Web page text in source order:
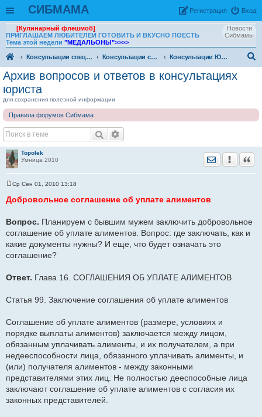
СИБМАМА Вход
Рeгиcтpaция
Новости
Сибмамы
[Кулинарный флешмоб]
ПРИГЛАШАЕМ ЛЮБИТЕЛЕЙ ГОТОВИТЬ И ВКУСНО ПОЕСТЬ
Тема этой недели "МЕДАЛЬОНЫ">>>>
Консультации специалистов Консультации специалистов. Архив
Консультации Юриста
Архив вопросов и ответов в консультациях
юриста
для сохранения полезной информации
Правила форумов Сибмама
Topolek
Умница 2010
Отправить
о
е
н
е
Ср Сен 01, 2010 13:18
Добровольное соглашение об уплате алиментов
Вопрос. Планируем с бывшим мужем заключить добровольное
соглашение об уплате алиментов. Вопрос: где заключать, как и
какие документы нужны? И еще, что будет означать это
соглашение?
Ответ. Глава 16. СОГЛАШЕНИЯ ОБ УПЛАТЕ АЛИМЕНТОВ
Статья 99. Заключение соглашения об уплате алиментов
Соглашение об уплате алиментов (размере, условиях и
порядке выплаты алиментов) заключается между лицом,
обязанным уплачивать алименты, и их получателем, а при
недееспособности лица, обязанного уплачивать алименты, и
(или) получателя алиментов - между законными
представителями этих лиц. Не полностью дееспособные лица
заключают соглашение об уплате алиментов с согласия их
законных представителей.